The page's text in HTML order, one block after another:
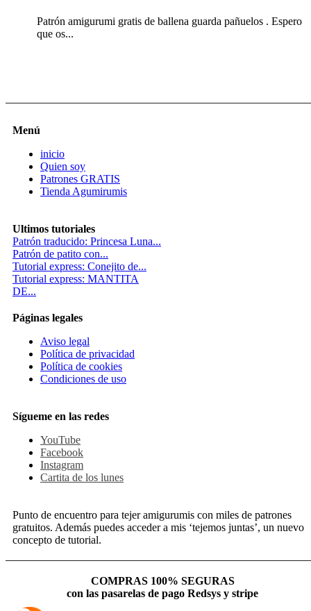
Patrón amigurumi gratis de ballena guarda pañuelos . Espero
que os...
Menú
inicio
Quien soy
Patrones GRATIS
Tienda Agumirumis
Ultimos tutoriales
Patrón traducido: Princesa Luna...
Patrón de patito con...
Tutorial express: Conejito de...
Tutorial express: MANTITA
DE...
Páginas legales
Aviso legal
Política de privacidad
Política de cookies
Condiciones de uso
Sígueme en las redes
YouTube
Facebook
Instagram
Cartita de los lunes
Punto de encuentro para tejer amigurumis con miles de patrones
gratuitos. Además puedes acceder a mis ‘tejemos juntas’, un nuevo
concepto de tutorial.
COMPRAS 100% SEGURAS
con las pasarelas de pago Redsys y stripe